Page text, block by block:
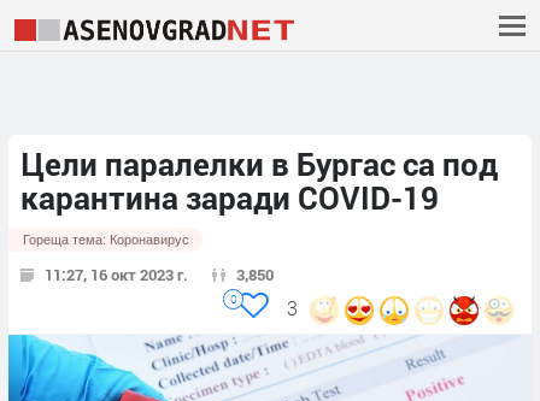
Цели паралелки в Бургас са под
карантина заради COVID-19
Гореща тема: Коронавирус
11:27, 16 окт 2023 г. 3,850
3
0